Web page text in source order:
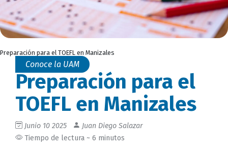
Preparación para el TOEFL en Manizales
Conoce la UAM
Preparación para el
TOEFL en Manizales
Junio 10 2025
Juan Diego Salazar
Tiempo de lectura ~ 6 minutos